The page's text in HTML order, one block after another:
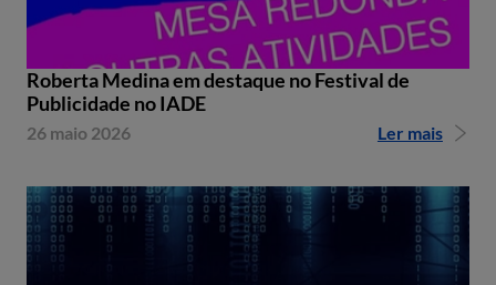
Roberta Medina em destaque no Festival de
Publicidade no IADE
26 maio 2026 Ler mais